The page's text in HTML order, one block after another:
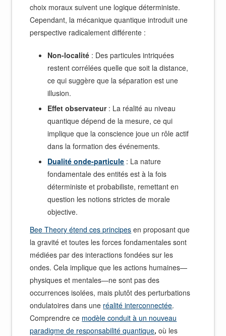
choix moraux suivent une logique déterministe.
Cependant, la mécanique quantique introduit une
perspective radicalement différente :
Non-localité : Des particules intriquées
restent corrélées quelle que soit la distance,
ce qui suggère que la séparation est une
illusion.
Effet observateur: La réalité au niveau
quantique dépend de la mesure, ce qui
implique que la conscience joue un rôle actif
dans la formation des événements.
Dualité onde-particule : La nature
fondamentale des entités est à la fois
déterministe et probabiliste, remettant en
question les notions strictes de morale
objective.
Bee Theory étend ces principes en proposant que
la gravité et toutes les forces fondamentales sont
médiées par des interactions fondées sur les
ondes. Cela implique que les actions humaines—
physiques et mentales—ne sont pas des
occurrences isolées, mais plutôt des perturbations
ondulatoires dans une réalité interconnectée.
Comprendre ce modèle conduit à un nouveau
paradigme de responsabilité quantique, où les